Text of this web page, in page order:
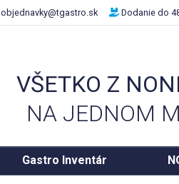
objednavky@tgastro.sk Dodanie do
VŠETKO Z
NA JEDNOM
Gastro Inventár